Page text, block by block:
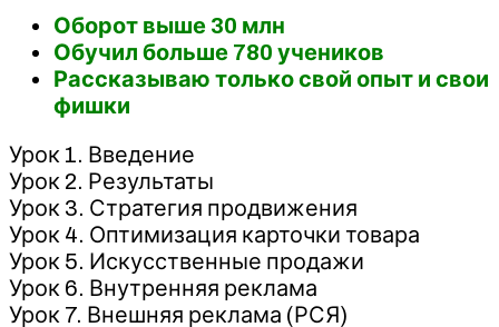
Оборот выше 30 млн
Обучил больше 780 учеников
Рассказываю только свой опыт и свои
фишки
Урок 1. Введение
Урок 2. Результаты
Урок 3. Стратегия продвижения
Урок 4. Оптимизация карточки товара
Урок 5. Искусственные продажи
Урок 6. Внутренняя реклама
Урок 7. Внешняя реклама (РСЯ)